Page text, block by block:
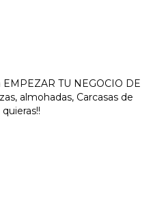
TU NEGOCIO DE
almohadas, Carcasas de